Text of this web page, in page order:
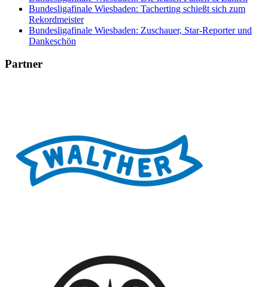
Bundesligafinale Wiesbaden: Tacherting schießt sich zum
Rekordmeister
Bundesligafinale Wiesbaden: Zuschauer, Star-Reporter und
Dankeschön
Partner